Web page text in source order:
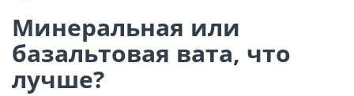
Минеральная или
базальтовая вата, что
лучше?